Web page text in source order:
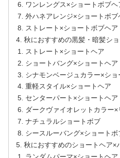
ワンレングス×ショートボブヘ
外ハネアレンジ×ショートボブ
ストレート×ショートボブヘア
秋におすすめの黒髪・暗髪シ
ストレート×ショートヘア
ショートバング×ショートヘア
シナモンベージュカラー×ショ
重軽スタイル×ショートヘア
センターパート×ショートヘア
ダークヴァイオレットカラー
ナチュラルショートボブ
シースルーバング×ショートボ
秋におすすめのショートヘア×
ランダムパーマ×ショートヘア